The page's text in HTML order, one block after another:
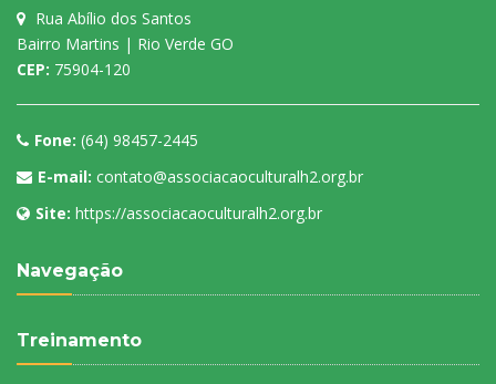
Rua Abílio dos Santos
Bairro Martins | Rio Verde GO
CEP: 75904-120
Fone: (64) 98457-2445
E-mail: contato@associacaoculturalh2.org.br
Site: https://associacaoculturalh2.org.br
Navegação
Treinamento